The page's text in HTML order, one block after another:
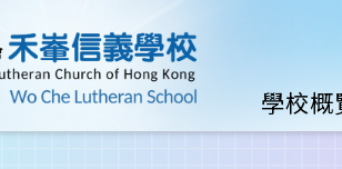
Main
學校概